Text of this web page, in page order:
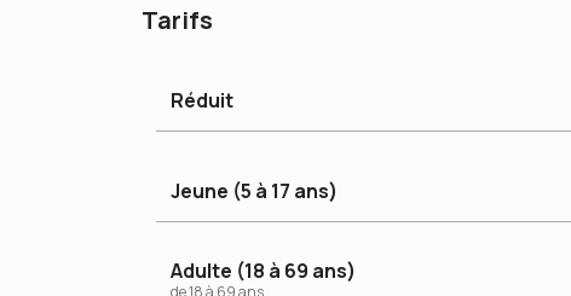
Tarifs
Réduit
Jeune (5 à 17 ans)
Adulte (18 à 69 ans)
de18à 69ans